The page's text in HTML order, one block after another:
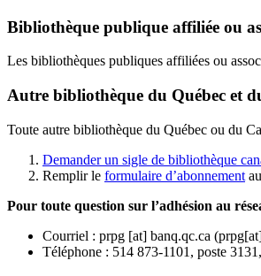
Bibliothèque publique affiliée ou
Les bibliothèques publiques affiliées ou
Autre bibliothèque du Québec et
Toute autre bibliothèque du Québec ou du
Demander un sigle de bibliothèque
Remplir le formulaire d’abonnement
Pour toute question sur l’adhésion au
Courriel : prpg [at] banq.qc.ca (
Téléphone : 514 873-1101, poste